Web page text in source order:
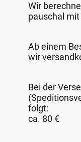
Wir
pauschal mit
Ab einem
wir
Bei der
folgt:
ca. 80 €